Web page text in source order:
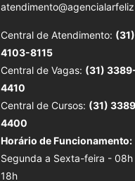
Central de Atendimento: (31)
4103-8115
Central de Vagas: (31)
4410
Central de Cursos: (31)
4400
Horário de Funcionamento:
Segunda a Sexta-feira - 08h
18h